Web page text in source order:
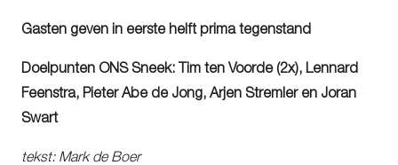
Gasten geven in eerste helft prima tegenstand
Doelpunten ONS Sneek: Tim ten Voorde (2x), Lennard
Feenstra, Pieter Abe de Jong, Arjen Stremler en Joran
Swart
tekst: Mark de Boer